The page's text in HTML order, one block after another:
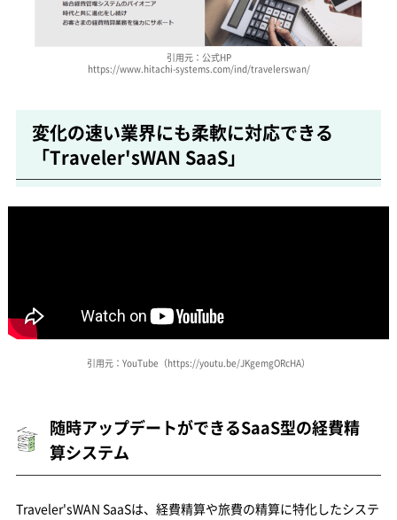
引用元：公式HP
https://www.hitachi-systems.com/ind/travelerswan/
変化の速い業界にも柔軟に対応できる
「Traveler'sWAN SaaS」
引用元：YouTube（https://youtu.be/JKgemgORcHA）
随時アップデートができるSaaS型の経費精
算システム
Traveler'sWAN SaaSは、経費精算や旅費の精算に特化したシステ